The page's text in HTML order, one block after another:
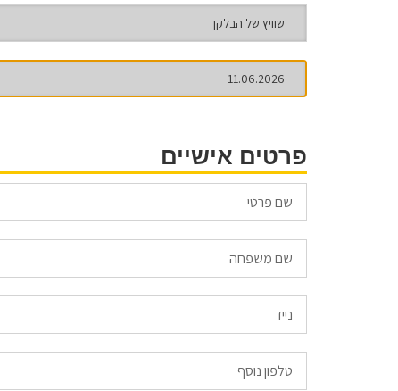
פרטים אישיים